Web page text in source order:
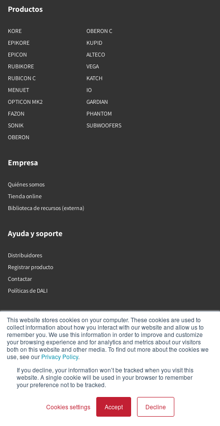
This website stores cookies on your computer. These cookies are used to
collect information about how you interact with our website and allow us to
remember you. We use this information in order to improve and customize
your browsing experience and for analytics and metrics about our visitors
both on this website and other media. To find out more about the cookies we
use, see our Privacy Policy.
If you decline, your information won’t be tracked when you visit this
website. A single cookie will be used in your browser to remember
your preference not to be tracked.
Cookies settings Accept Decline
Productos
KORE
EPIKORE
EPICON
RUBIKORE
RUBICON C
MENUET
OPTICON MK2
FAZON
SONIK
OBERON
OBERON C
KUPID
ALTECO
VEGA
KATCH
IO
GARDIAN
PHANTOM
SUBWOOFERS
Empresa
Quiénes somos
Tienda online
Biblioteca de recursos (externa)
Ayuda y soporte
Distribuidores
Registrar producto
Contactar
Políticas de DALI
DALI A/S
Dali Allé 1
Nørager
Nordjylland
9610
Dinamarca
+45 9672 1155